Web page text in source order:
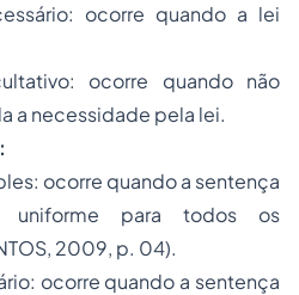
ocorre quando a lei
ocorre quando não
a necessidade pela lei.
ocorre quando a sentença
uniforme para todos os
2009, p. 04).
ocorre quando a sentença